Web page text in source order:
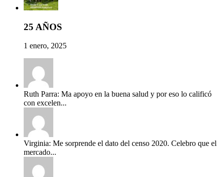
25 AÑOS
1 enero, 2025
Ruth Parra: Ma apoyo en la buena salud y por eso lo calificó
con excelen...
Virginia: Me sorprende el dato del censo 2020. Celebro que el
mercado...